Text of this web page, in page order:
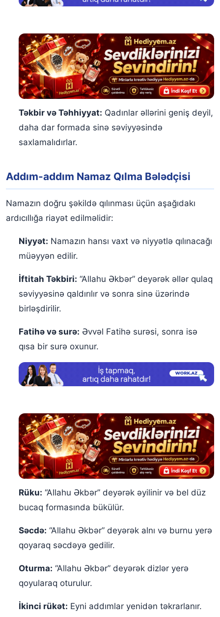
Təkbir və Təhhiyyat: Qadınlar əllərini geniş deyil,
daha dar formada sinə səviyyəsində
saxlamalıdırlar.
Addım-addım Namaz Qılma Bələdçisi
Namazın doğru şəkildə qılınması üçün aşağıdakı
ardıcıllığa riayət edilməlidir:
Niyyət: Namazın hansı vaxt və niyyətlə qılınacağı
müəyyən edilir.
İftitah Təkbiri: “Allahu Əkbər” deyərək əllər qulaq
səviyyəsinə qaldırılır və sonra sinə üzərində
birləşdirilir.
Fatihə və surə: Əvvəl Fatihə surəsi, sonra isə
qısa bir surə oxunur.
Rüku: “Allahu Əkbər” deyərək əyilinir və bel düz
bucaq formasında bükülür.
Səcdə: “Allahu Əkbər” deyərək alnı və burnu yerə
qoyaraq səcdəyə gedilir.
Oturma: “Allahu Əkbər” deyərək dizlər yerə
qoyularaq oturulur.
İkinci rükət: Eyni addımlar yenidən təkrarlanır.